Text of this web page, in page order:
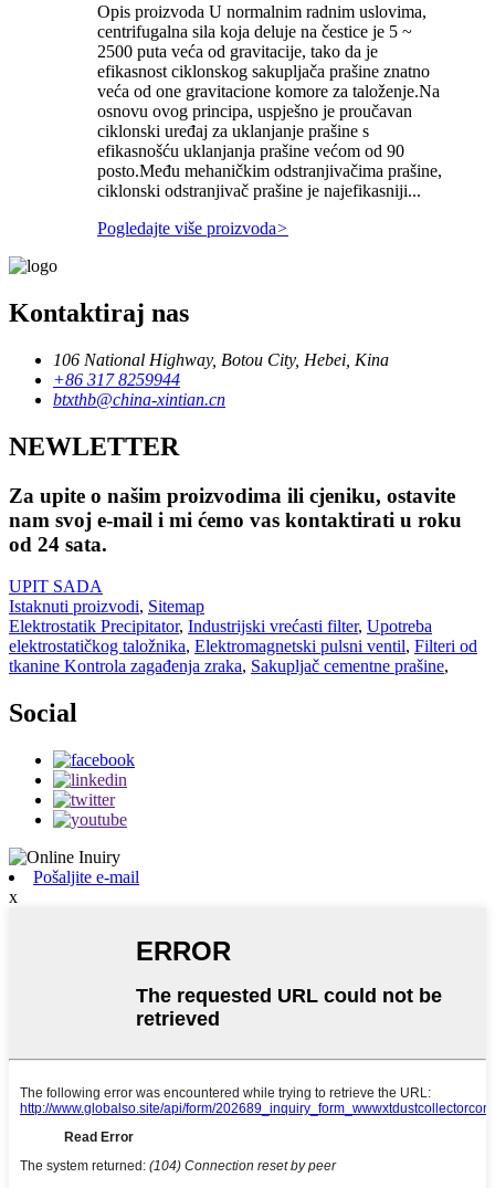
Opis proizvoda U normalnim radnim uslovima,
centrifugalna sila koja deluje na čestice je 5 ~
2500 puta veća od gravitacije, tako da je
efikasnost ciklonskog sakupljača prašine znatno
veća od one gravitacione komore za taloženje.Na
osnovu ovog principa, uspješno je proučavan
ciklonski uređaj za uklanjanje prašine s
efikasnošću uklanjanja prašine većom od 90
posto.Među mehaničkim odstranjivačima prašine,
ciklonski odstranjivač prašine je najefikasniji...
Pogledajte više proizvoda>
Kontaktiraj nas
106 National Highway, Botou City, Hebei, Kina
+86 317 8259944
btxthb@china-xintian.cn
NEWLETTER
Za upite o našim proizvodima ili cjeniku, ostavite
nam svoj e-mail i mi ćemo vas kontaktirati u roku
od 24 sata.
UPIT SADA
Istaknuti proizvodi, Sitemap
Elektrostatik Precipitator, Industrijski vrećasti filter, Upotreba
elektrostatičkog taložnika, Elektromagnetski pulsni ventil, Filteri od
tkanine Kontrola zagađenja zraka, Sakupljač cementne prašine,
Social
Pošaljite e-mail
x